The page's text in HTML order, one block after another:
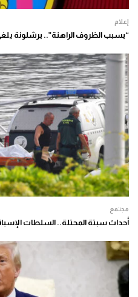
إعلام
“بسبب الظروف الراهنة”.. برشلونة
مجتمع
أحداث سبتة المحتلة.. السلطات الإسبانية